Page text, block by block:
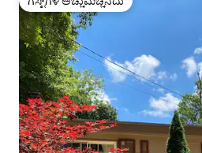
ಗೆಸ್ಟ್‌ಗಳ ಅಚ್ಚುಮೆಚ್ಚಿನದು